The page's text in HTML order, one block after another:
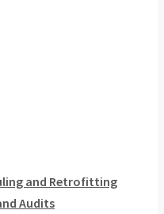
and Retrofitting
Audits